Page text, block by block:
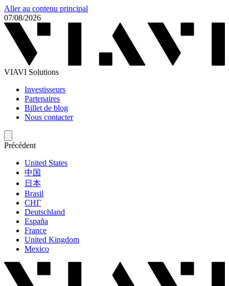
Aller au contenu principal
07/08/2026
VIAVI Solutions
Investisseurs
Partenaires
Billet de blog
Nous contacter
Précédent
United States
中国
日本
Brasil
СНГ
Deutschland
España
France
United Kingdom
Mexico